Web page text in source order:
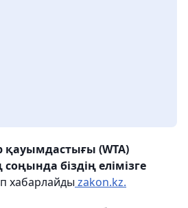
қауымдастығы (WTA)
біздің елімізге
хабарлайды zakon.kz.